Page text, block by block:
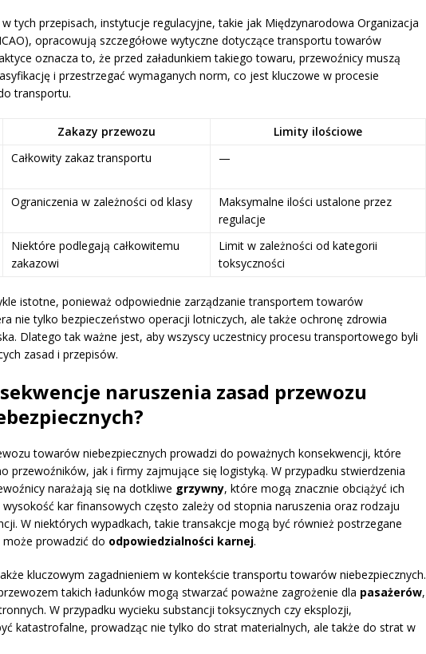
tych przepisach, instytucje regulacyjne, takie jak Międzynarodowa Organizacja
opracowują szczegółowe wytyczne dotyczące transportu towarów
oznacza to, że przed załadunkiem takiego towaru, przewoźnicy muszą
i przestrzegać wymaganych norm, co jest kluczowe w procesie
transportu.
Zakazy przewozu
Limity ilościowe
Całkowity zakaz transportu —
Ograniczenia w zależności od klasy
Maksymalne ilości ustalone przez
regulacje
Niektóre podlegają całkowitemu
zakazowi
Limit w zależności od kategorii
toksyczności
istotne, ponieważ odpowiednie zarządzanie transportem towarów
nie tylko bezpieczeństwo operacji lotniczych, ale także ochronę zdrowia
Dlatego tak ważne jest, aby wszyscy uczestnicy procesu transportowego byli
zasad i przepisów.
naruszenia zasad przewozu
towarów niebezpiecznych prowadzi do poważnych konsekwencji, które
przewoźników, jak i firmy zajmujące się logistyką. W przypadku stwierdzenia
narażają się na dotkliwe grzywny, które mogą znacznie obciążyć ich
wysokość kar finansowych często zależy od stopnia naruszenia oraz rodzaju
W niektórych wypadkach, takie transakcje mogą być również postrzegane
prowadzić do odpowiedzialności karnej.
kluczowym zagadnieniem w kontekście transportu towarów niebezpiecznych.
takich ładunków mogą stwarzać poważne zagrożenie dla pasażerów,
W przypadku wycieku substancji toksycznych czy eksplozji,
katastrofalne, prowadząc nie tylko do strat materialnych, ale także do strat w